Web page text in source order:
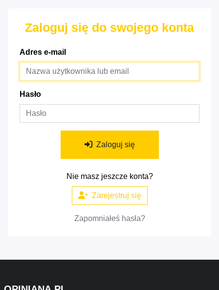
Zaloguj się do swojego konta
Adres e-mail
Hasło
Zaloguj się
Nie masz jeszcze konta?
Zarejestruj się
Zapomniałeś hasła?